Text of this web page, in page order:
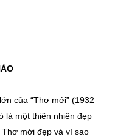
của “Thơ mới” (1932
là một thiên nhiên đẹp
mới đẹp và vì sao